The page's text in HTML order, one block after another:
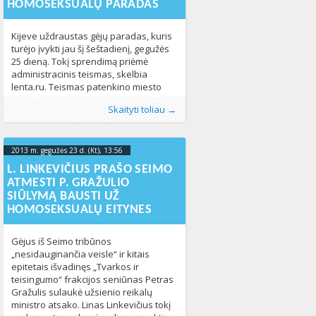
HOMOSEKSUALŲ PARADAS
Kijeve uždraustas gėjų paradas, kuris
turėjo įvykti jau šį šeštadienį, gegužės
25 dieną. Tokį sprendimą priėmė
administracinis teismas, skelbia
lenta.ru. Teismas patenkino miesto
valdžios prašymą, kuri prašė uždrausti
minėtą dieną bet kokią veiklą, išskyrus
numatytas miesto šventines
programas. Organizacinis komitetas
„KijevPride2013“, kuris anksčiau
pateikė parado programą, ketina
apskųsti sprendimą. Gėjų parade
šeštadienį turėjo dalyvauti apie
Skaityti toliau →
Publikavo:Aliona, LGL
Kategorijos:LGBT pasaulyje,Naujienos,
Pasaulyje347
Žymos:LGBT,paradas,Ukraina330
2013 m. gegužės 23 d. (Kt), 13:56
30T09:19:57+00:00
L. LINKEVIČIUS PRAŠO SEIMO
ATMESTI P. GRAŽULIO
SIŪLYMĄ BAUSTI UŽ
HOMOSEKSUALŲ EITYNES
Gėjus iš Seimo tribūnos
„nesidauginančia veisle“ ir kitais
epitetais išvadinęs „Tvarkos ir
teisingumo“ frakcijos seniūnas Petras
Gražulis sulaukė užsienio reikalų
ministro atsako. Linas Linkevičius tokį